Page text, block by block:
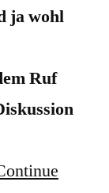
ja wohl
Ruf